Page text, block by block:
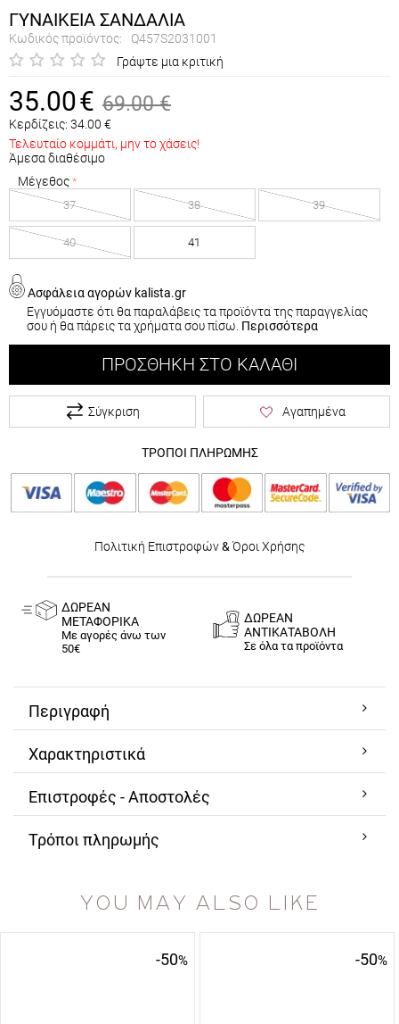
ΓΥΝΑΙΚΕΙΑ ΣΑΝΔΑΛΙΑ
Κωδικός προϊόντος:
Q457S2031001
Γράψτε μια κριτική
35.00€ 69.00 €
Κερδίζεις: 34.00 €
Τελευταίο κομμάτι, μην το χάσεις!
Άμεσα διαθέσιμο
Μέγεθος
37 38 39
40 41
Ασφάλεια αγορών kalista.gr
Εγγυόμαστε ότι θα παραλάβεις τα προϊόντα της παραγγελίας
σου ή θα πάρεις τα χρήματα σου πίσω. Περισσότερα
ΠΡΟΣΘΉΚΗ ΣΤΟ ΚΑΛΆΘΙ
Σύγκριση Αγαπημένα
ΤΡΟΠΟΙ ΠΛΗΡΩΜΗΣ
Πολιτική Επιστροφών& Όροι Χρήσης
ΔΩΡΕΑΝ
ΜΕΤΑΦΟΡΙΚΑ
Με αγορές άνω των
50€
ΔΩΡΕΑΝ
ΑΝΤΙΚΑΤΑΒΟΛΗ
Σε όλα τα προϊόντα
Περιγραφή
Χαρακτηριστικά
Επιστροφές - Αποστολές
Τρόποι πληρωμής
YOU MAY ALSO LIKE
-50% -50%